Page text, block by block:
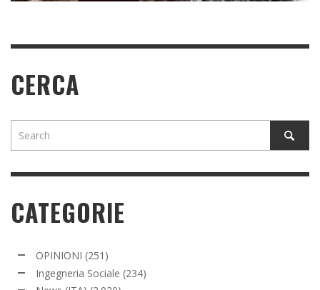
CERCA
CATEGORIE
OPINIONI (251)
Ingegneria Sociale (234)